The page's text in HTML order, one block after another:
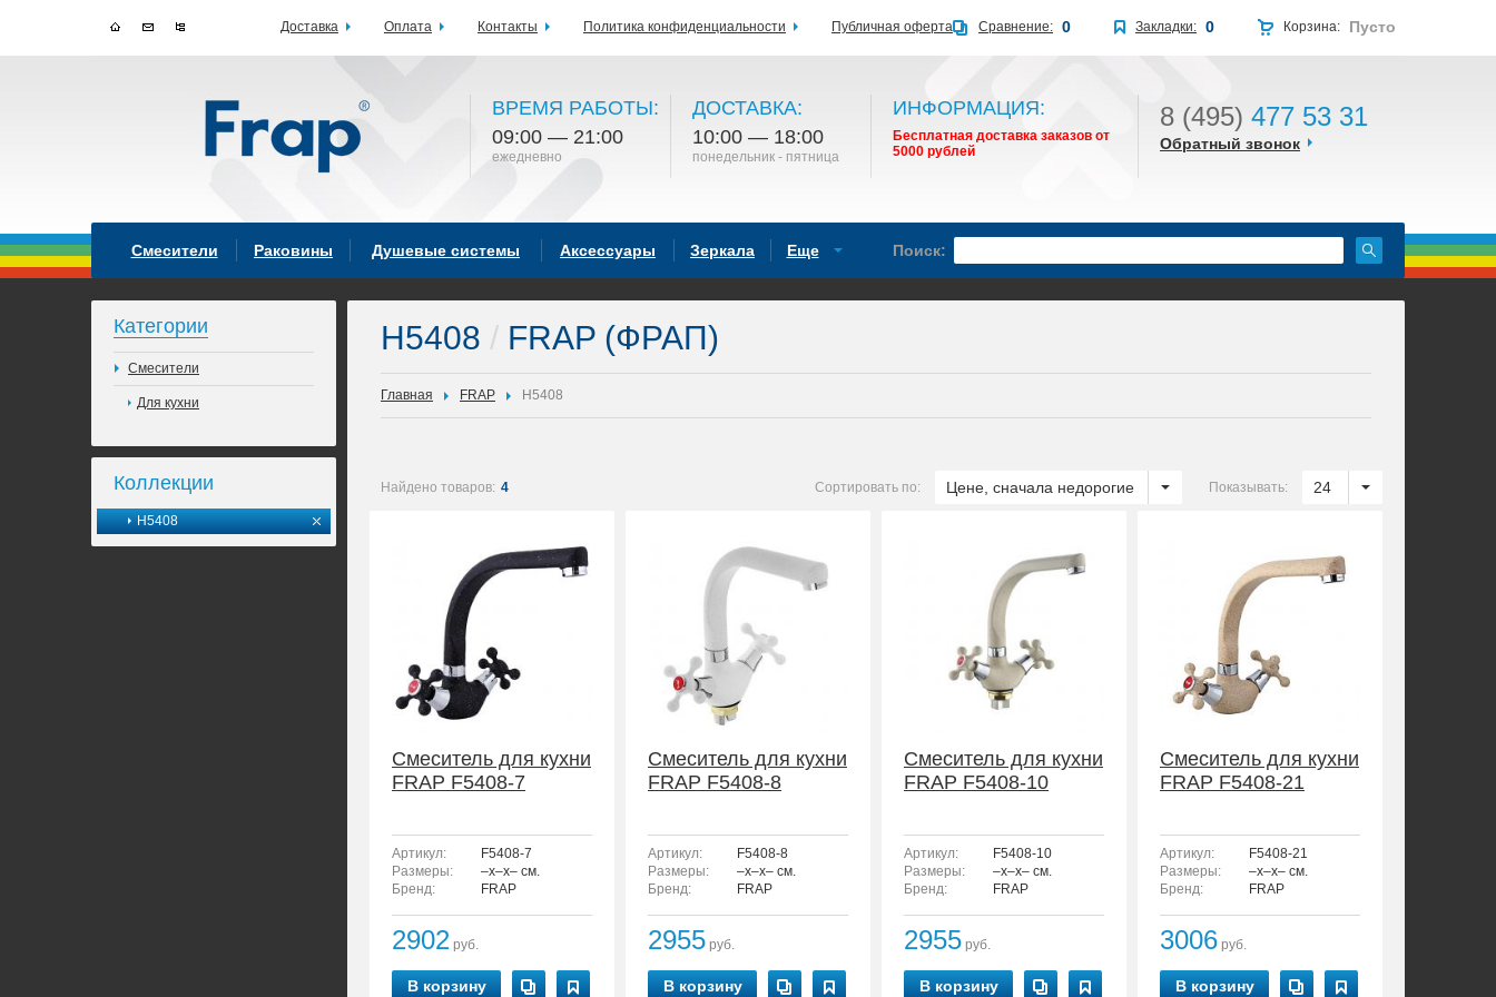
ВРЕМЯ РАБОТЫ:
09:00 — 21:00
ежедневно
ДОСТАВКА:
10:00 — 18:00
понедельник - пятница
ИНФОРМАЦИЯ:
Бесплатная доставка заказов от
5000 рублей
8 (495) 477 53 31
Обратный звонок
Смесители Раковины Душевые системы Аксессуары Зеркала Еще Поиск:
Категории
Смесители
Для кухни
Коллекции
H5408
H5408 / FRAP (ФРАП)
Главная FRAP H5408
Найдено товаров: 4 Показывать: 24
Сортировать по: Цене, сначала недорогие
Смеситель для кухни
FRAP F5408-7
Артикул:
F5408-7
Размеры:
–x–x– см.
Бренд:
FRAP
2902 руб.
В корзину
Смеситель для кухни
FRAP F5408-8
Артикул:
F5408-8
Размеры:
–x–x– см.
Бренд:
FRAP
2955 руб.
В корзину
Смеситель для кухни
FRAP F5408-10
Артикул:
F5408-10
Размеры:
–x–x– см.
Бренд:
FRAP
2955 руб.
В корзину
Смеситель для кухни
FRAP F5408-21
Артикул:
F5408-21
Размеры:
–x–x– см.
Бренд:
FRAP
3006 руб.
В корзину
Доставка Оплата Контакты Политика конфиденциальности Публичная оферта Корзина: Пусто
Закладки: 0
Сравнение: 0